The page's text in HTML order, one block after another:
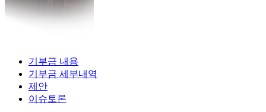
기부금 내용
기부금 세부내역
제안
이슈토론